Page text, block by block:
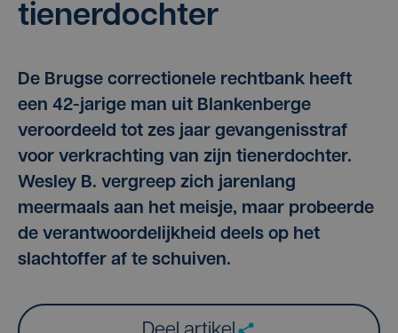
tienerdochter
De Brugse correctionele rechtbank heeft
een 42-jarige man uit Blankenberge
veroordeeld tot zes jaar gevangenisstraf
voor verkrachting van zijn tienerdochter.
Wesley B. vergreep zich jarenlang
meermaals aan het meisje, maar probeerde
de verantwoordelijkheid deels op het
slachtoffer af te schuiven.